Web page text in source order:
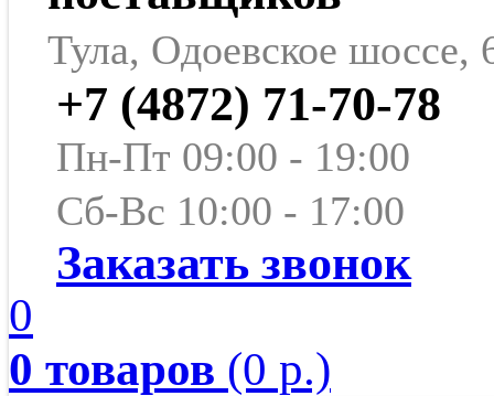
Тула, Одоевское шоссе,
+7 (4872) 71-70-78
Пн-Пт 09:00 - 19:00
Сб-Вс 10:00 - 17:00
Заказать звонок
0
0 товаров (0 р.)